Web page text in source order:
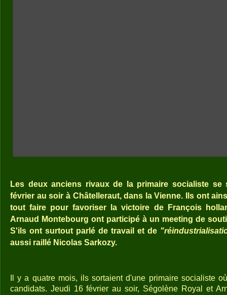
Les deux anciens rivaux de la primaire socialiste se
février au soir à Châtelleraut, dans la Vienne. Ils ont
tout faire pour favoriser la victoire de François
Arnaud Montebourg ont participé à un meeting de
S'ils ont surtout parlé de travail et de
aussi raillé Nicolas Sarkozy.
Il y a quatre mois, ils sortaient d'une primaire socialiste
candidats. Jeudi 16 février au soir, Ségolène Royal et